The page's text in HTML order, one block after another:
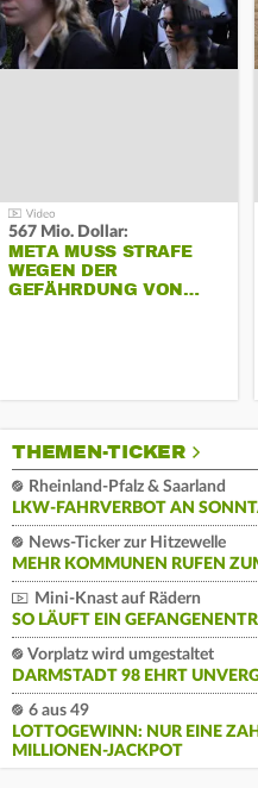
567 Mio. Dollar:
META MUSS STRAFE
WEGEN DER
GEFÄHRDUNG VON…
THEMEN-TICKER
Rheinland-Pfalz & Saarland
LKW-FAHRVERBOT AN
News-Ticker zur Hitzewelle
MEHR KOMMUNEN RUFEN
Mini-Knast auf Rädern
SO LÄUFT EIN
Vorplatz wird umgestaltet
DARMSTADT 98 EHRT
6 aus 49
LOTTOGEWINN: NUR EINE
MILLIONEN-JACKPOT